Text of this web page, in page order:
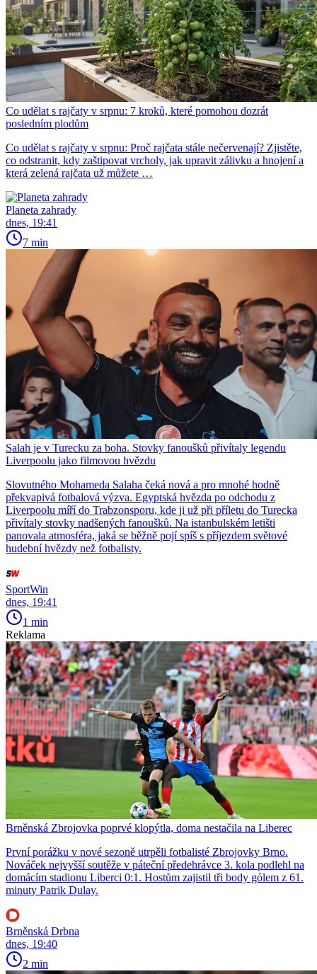
Co udělat s rajčaty v srpnu: 7 kroků, které pomohou dozrát
posledním plodům
Co udělat s rajčaty v srpnu: Proč rajčata stále nečervenají? Zjistěte,
co odstranit, kdy zaštipovat vrcholy, jak upravit zálivku a hnojení a
která zelená rajčata už můžete …
Planeta zahrady
dnes, 19:41
7 min
Salah je v Turecku za boha. Stovky fanoušků přivítaly legendu
Liverpoolu jako filmovou hvězdu
Slovutného Mohameda Salaha čeká nová a pro mnohé hodně
překvapivá fotbalová výzva. Egyptská hvězda po odchodu z
Liverpoolu míří do Trabzonsporu, kde ji už při příletu do Turecka
přivítaly stovky nadšených fanoušků. Na istanbulském letišti
panovala atmosféra, jaká se běžně pojí spíš s příjezdem světové
hudební hvězdy než fotbalisty.
SportWin
dnes, 19:41
1 min
Reklama
Brněnská Zbrojovka poprvé klopýtla, doma nestačila na Liberec
První porážku v nové sezoně utrpěli fotbalisté Zbrojovky Brno.
Nováček nejvyšší soutěže v páteční předehrávce 3. kola podlehl na
domácím stadionu Liberci 0:1. Hostům zajistil tři body gólem z 61.
minuty Patrik Dulay.
Brněnská Drbna
dnes, 19:40
2 min